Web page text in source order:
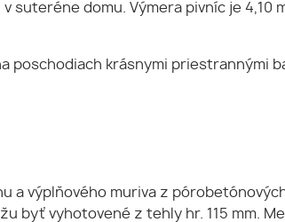
suteréne domu. Výmera pivníc je
poschodiach krásnymi priestrannými
a výplňového muriva z
byť vyhotovené z tehly hr. 115 mm.